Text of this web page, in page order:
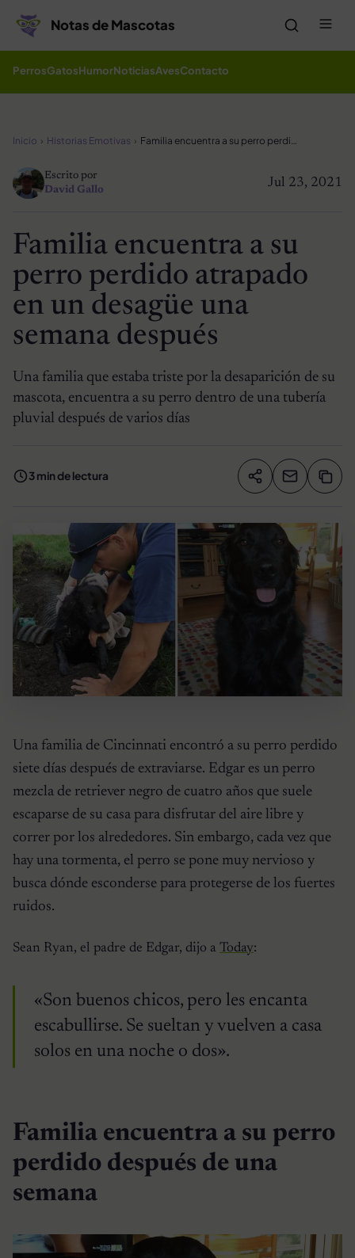
Notas de Mascotas
PerrosGatosHumorNoticiasAvesContacto
Inicio Historias Emotivas Familia encuentra a su perro perdido atrapado en un desagüe una semana después
Jul 23, 2021
Escrito por
David Gallo
Familia encuentra a su
perro perdido atrapado
en un desagüe una
semana después
Una familia que estaba triste por la desaparición de su
mascota, encuentra a su perro dentro de una tubería
pluvial después de varios días
3 min de lectura Compartir
Una familia de Cincinnati encontró a su perro perdido
siete días después de extraviarse. Edgar es un perro
mezcla de retriever negro de cuatro años que suele
escaparse de su casa para disfrutar del aire libre y
correr por los alrededores. Sin embargo, cada vez que
hay una tormenta, el perro se pone muy nervioso y
busca dónde esconderse para protegerse de los fuertes
ruidos.
Sean Ryan, el padre de Edgar, dijo a Today:
«Son buenos chicos, pero les encanta
escabullirse. Se sueltan y vuelven a casa
solos en una noche o dos».
Familia encuentra a su perro
perdido después de una
semana